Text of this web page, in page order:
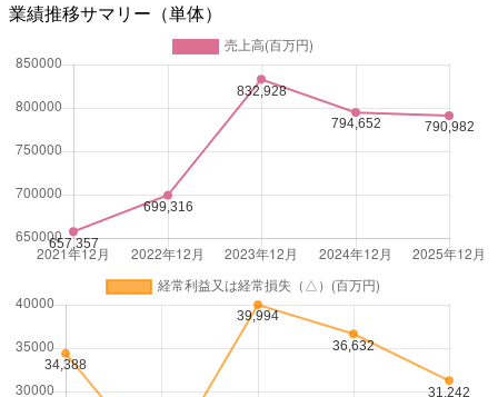
業績推移サマリー（単体）